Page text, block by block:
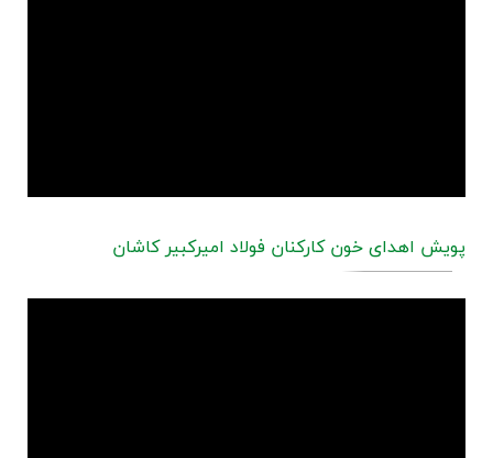
پویش اهدای خون کارکنان فولاد امیرکبیر کاشان